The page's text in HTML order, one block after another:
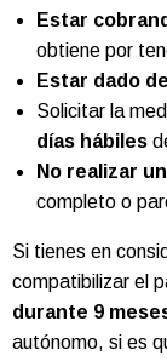
Estar
obtiene por
Estar dado
Solicitar la
días hábiles
No realizar
completo o
Si tienes en
compatibilizar el
durante 9
autónomo, si es